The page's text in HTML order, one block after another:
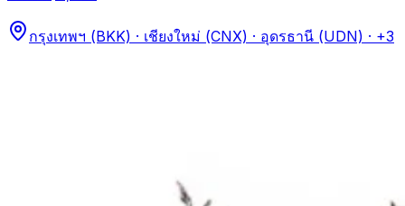
กรุงเทพฯ (BKK) · เชียงใหม่ (CNX) · อุดรธานี (UDN) · +3